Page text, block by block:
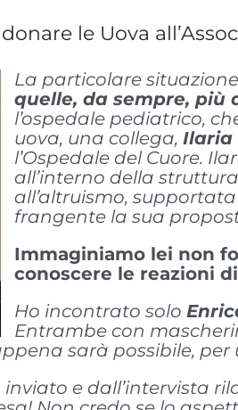
le Uova
La particolare
quelle, da sempre, più
l’ospedale pediatrico,
uova, una collega, Ilaria
l’Ospedale del Cuore.
all’interno della
all’altruismo,
frangente la sua
Immaginiamo lei non
conoscere le reazioni
Ho incontrato solo
Entrambe con
sarà possibile,
e dall’intervista